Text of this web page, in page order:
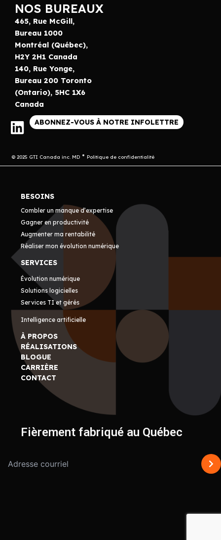
NOS BUREAUX
465, Rue McGill,
Bureau 1000
Montréal (Québec),
H2Y 2H1 Canada
140, Rue Yonge,
Bureau 200 Toronto
(Ontario), 5HC 1X6
Canada
ABONNEZ-VOUS À NOTRE INFOLETTRE
© 2025 GTI Canada inc. MD Politique de confidentialité
BESOINS
Combler un manque d’expertise
Gagner en productivité
Augmenter ma rentabilité
Réaliser mon évolution numérique
SERVICES
Évolution numérique
Solutions logicielles
Services TI et gérés
Intelligence artificielle
À PROPOS
RÉALISATIONS
BLOGUE
CARRIÈRE
CONTACT
Fièrement fabriqué au Québec